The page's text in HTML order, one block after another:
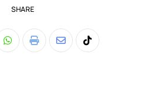
SHARE
Whatsapp
Print
ShareTiktok